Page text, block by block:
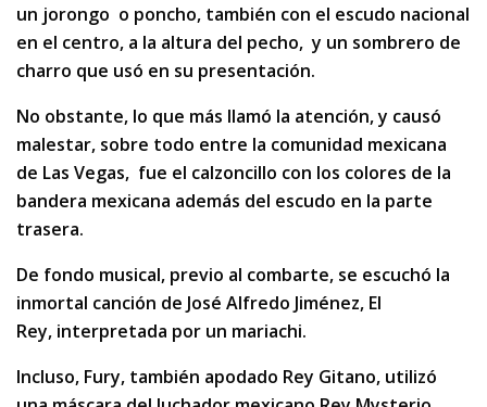
un jorongo o poncho, también con el escudo nacional
en el centro, a la altura del pecho, y un sombrero de
charro que usó en su presentación.
No obstante, lo que más llamó la atención, y causó
malestar, sobre todo entre la comunidad mexicana
de Las Vegas, fue el calzoncillo con los colores de la
bandera mexicana además del escudo en la parte
trasera.
De fondo musical, previo al combarte, se escuchó la
inmortal canción de José Alfredo Jiménez, El
Rey, interpretada por un mariachi.
Incluso, Fury, también apodado Rey Gitano, utilizó